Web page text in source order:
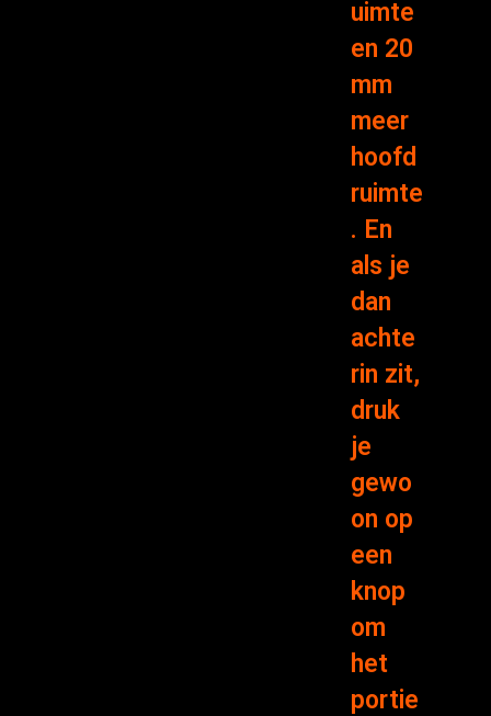
uimte
en 20
mm
meer
hoofd
ruimte
. En
als je
dan
achte
rin zit,
druk
je
gewo
on op
een
knop
om
het
portie